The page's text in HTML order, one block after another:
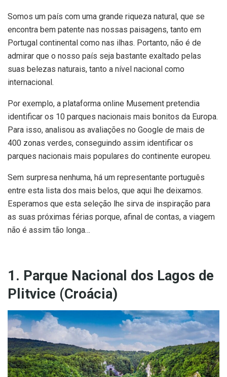
Somos um país com uma grande riqueza natural, que se
encontra bem patente nas nossas paisagens, tanto em
Portugal continental como nas ilhas. Portanto, não é de
admirar que o nosso país seja bastante exaltado pelas
suas belezas naturais, tanto a nível nacional como
internacional.
Por exemplo, a plataforma online Musement pretendia
identificar os 10 parques nacionais mais bonitos da Europa.
Para isso, analisou as avaliações no Google de mais de
400 zonas verdes, conseguindo assim identificar os
parques nacionais mais populares do continente europeu.
Sem surpresa nenhuma, há um representante português
entre esta lista dos mais belos, que aqui lhe deixamos.
Esperamos que esta seleção lhe sirva de inspiração para
as suas próximas férias porque, afinal de contas, a viagem
não é assim tão longa…
1. Parque Nacional dos Lagos de
Plitvice (Croácia)